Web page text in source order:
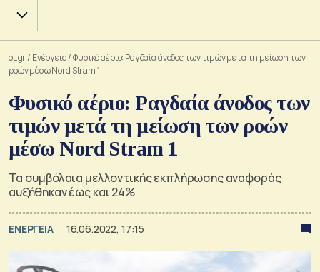
Χ.Α.
ot.gr/ Ενέργεια/Φυσικό αέριο: Ραγδαία άνοδος των τιμών μετά τη μείωση των
ροών μέσω Nord Stram 1
Φυσικό αέριο: Ραγδαία άνοδος των
τιμών μετά τη μείωση των ροών
μέσω Nord Stram 1
Τα συμβόλαια μελλοντικής εκπλήρωσης αναφοράς
αυξήθηκαν έως και 24%
ΕΝΕΡΓΕΙΑ 16.06.2022, 17:15